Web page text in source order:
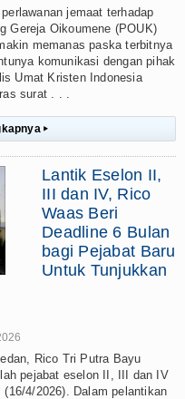
jemaat terhadap
Gereja Oikoumene (POUK)
memanas paska terbitnya
komunikasi dengan pihak
Umat Kristen Indonesia
surat . . .
▸
Lantik Eselon II,
III dan IV, Rico
Waas Beri
Deadline 6 Bulan
bagi Pejabat Baru
Untuk Tunjukkan
Rico Tri Putra Bayu
pejabat eselon II, III dan IV
4/2026). Dalam pelantikan